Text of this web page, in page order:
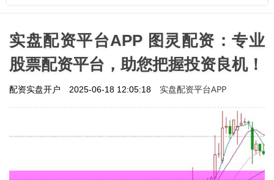
实盘配资平台APP 图灵配资：专业
股票配资平台，助您把握投资良机！
配资实盘开户 2025-06-18 12:05:18 实盘配资平台APP